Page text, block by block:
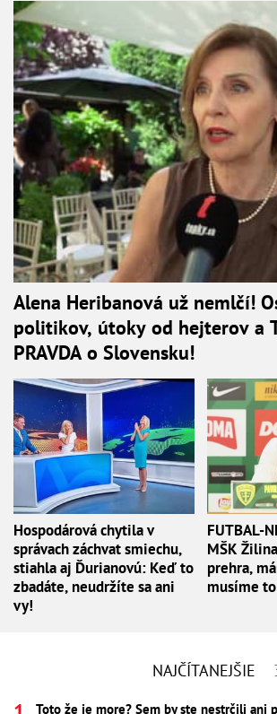
Alena Heribanová už nemlčí!
politikov, útoky od hejterov a
PRAVDA o Slovensku!
Hospodárová chytila v
správach záchvat smiechu,
stiahla aj Ďurianovú: Keď to
zbadáte, neudržíte sa ani
vy!
FUTBAL-
MŠK
prehra,
musíme
NAJČÍTANEJŠIE
Toto že je more? Sem by ste nestrčili ani